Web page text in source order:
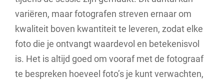
variëren, maar fotografen streven ernaar om
kwaliteit boven kwantiteit te leveren, zodat elke
foto die je ontvangt waardevol en betekenisvol
is. Het is altijd goed om vooraf met de fotograaf
te bespreken hoeveel foto’s je kunt verwachten,